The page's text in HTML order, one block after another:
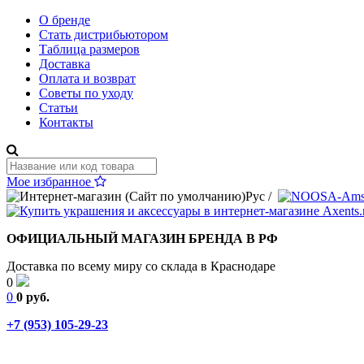
О бренде
Стать дистрибьютором
Таблица размеров
Доставка
Оплата и возврат
Советы по уходу
Статьи
Контакты
Мое избранное
Рус /
ОФИЦИАЛЬНЫЙ МАГАЗИН БРЕНДА В РФ
Доставка по всему миру со склада в Краснодаре
0
0 0 руб.
+7 (953) 105-29-23